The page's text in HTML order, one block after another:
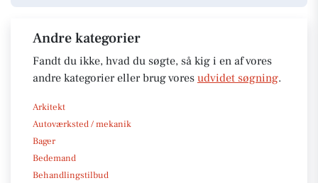
Andre kategorier
Fandt du ikke, hvad du søgte, så kig i en af vores
andre kategorier eller brug vores udvidet søgning.
Arkitekt
Autoværksted / mekanik
Bager
Bedemand
Behandlingstilbud